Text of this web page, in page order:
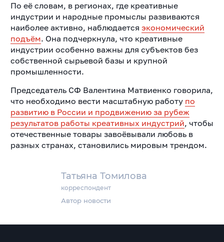
Татьяна Томилова
корреспондент
Автор новости
По её словам, в регионах, где креативные
индустрии и народные промыслы развиваются
наиболее активно, наблюдается экономический
подъём. Она подчеркнула, что креативные
индустрии особенно важны для субъектов без
собственной сырьевой базы и крупной
промышленности.
Председатель СФ Валентина Матвиенко говорила,
что необходимо вести масштабную работу по
развитию в России и продвижению за рубеж
результатов работы креативных индустрий, чтобы
отечественные товары завоёвывали любовь в
разных странах, становились мировым трендом.